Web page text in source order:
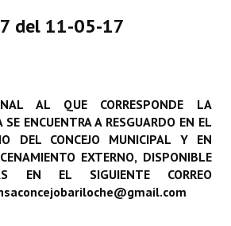
Cumplido
del 11-05-17
AL QUE CORRESPONDE LA
ENCUENTRA A RESGUARDO EN EL
DEL CONCEJO MUNICIPAL Y EN
EXTERNO, DISPONIBLE
EN EL SIGUIENTE CORREO